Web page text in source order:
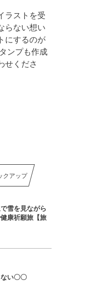
ラストを受
らない想い
にするのが
ンプも作成
せくださ
クアップ
雪を見ながら
康祈願旅【旅
い〇〇